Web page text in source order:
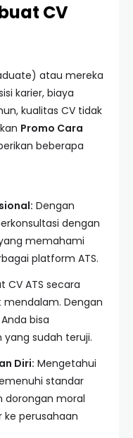
CV
atau mereka
karier, biaya
kualitas CV tidak
Promo Cara
beberapa
Dengan
dengan
memahami
platform ATS.
CV ATS secara
Dengan
bisa
sudah teruji.
Diri: Mengetahui
standar
dorongan moral
perusahaan